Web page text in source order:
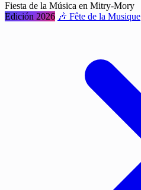
Fiesta de la Música en Mitry-Mory
Edición 2026 🎶 Fête de la Musique